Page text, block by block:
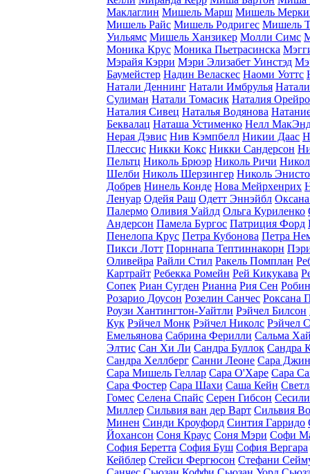
Маклаглин Мишель Марш Мишель
Мишель Райс Мишель Родригес Мишель
Уильямс Мишель Ханзикер Молли Симс
Моника Крус Моника Пьетрасинска
Мэрайя Кэрри Мэри Элизабет Уинстэд
Баумейстер Надин Веласкес Наоми Уоттс
Натали Деннинг Натали Имбрулья
Сулиман Натали Томасик Наталия Орейро
Наталия Сивец Наталья Водянова
Беквалац Наташа Устименко Нелл
Нерая Дэвис Нив Кэмпбелл Никии Даас
Плессис Никки Кокс Никки Сандерсон
Пельтц Николь Брюэр Николь Ричи
Шелби Николь Шерзингер Николь
Добрев Нинель Конде Нова Мейрхенрих
Ленуар Одейя Раш Одетт Эннэйбл
Палермо Оливия Уайлд Ольга Куриленко
Андерсон Памела Бургос Патриция Форд
Пенелопа Крус Петра Кубонова Петра
Пикси Лотт Порннапа Тептиннакорн
Оливейра Райли Стил Ракель Помплан
Картрайт Ребекка Ромейн Рей Кикукава
Сопек Риан Сугден Рианна Рия Сен
Розарио Доусон Розелин Санчес Роксана
Роузи Хантингтон-Уайтли Рэйчел Билсон
Кук Рэйчел Монк Рэйчел Николс Рэйчел
Емельянова Сабрина Ферилли Сальма
Элтис Сан Хи Ли Сандра Буллок Сандра
Сандра Хеллберг Санни Леоне Сара
Сара Мишель Геллар Сара О'Харе Сара
Сара Фостер Сара Шахи Саша Кейн
Гомес Селена Спайс Серен Гибсон
Миллер Сильвия ван дер Варт Сильвия
Минен Синди Кроуфорд Синтия Гарридо
Йохансон Соня Краус Соня Мэри Софи
София Беретта София Буш София Вергара
Кейблер Стейси Фергюсон Стефани